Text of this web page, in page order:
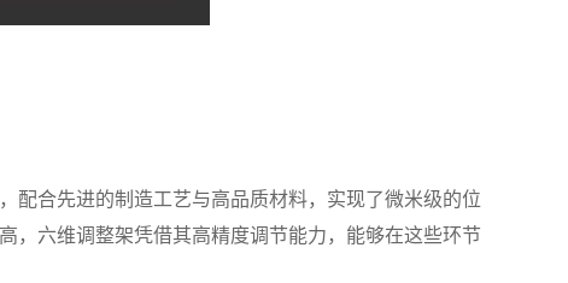
配合先进的制造工艺与高品质材料，实现了微米级的位
，六维调整架凭借其高精度调节能力，能够在这些环节